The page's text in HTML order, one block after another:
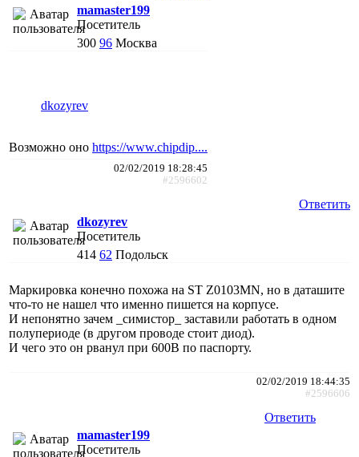
mamaster199
Посетитель
300 96 Москва
dkozyrev
Возможно оно https://www.chipdip....
02/02/2019 18:28:45
#2596602
Ответить
dkozyrev
Посетитель
414 62 Подольск
Маркировка конечно похожа на ST Z0103MN, но в даташите
что-то не нашел что именно пишется на корпусе.
И непонятно зачем _симистор_ заставили работать в одном
полупериоде (в другом проводе стоит диод).
И чего это он рванул при 600В по паспорту.
02/02/2019 18:44:35
#2596606
Ответить
mamaster199
Посетитель